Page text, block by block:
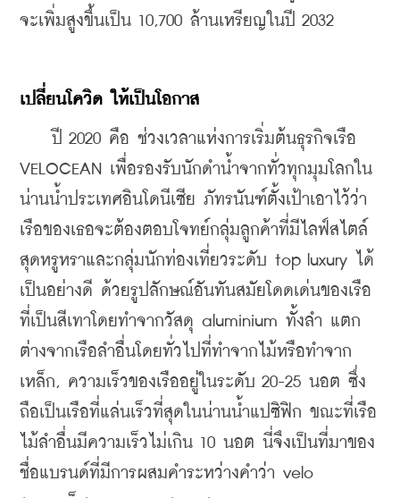
จะเพิ่มสูงขึ้นเป็น 10,700 ล้านเหรียญในปี 2032
เปลี่ยนโควิด ให้เป็นโอกาส
ปี 2020 คือ ช่วงเวลาแห่งการเริ่มต้นธุรกิจเรือ
VELOCEAN เพื่อรองรับนักดำน้ำจากทั่วทุกมุมโลกใน
น่านน้ำประเทศอินโดนีเซีย ภัทรนันฑ์ตั้งเป้าเอาไว้ว่า
เรือของเธอจะต้องตอบโจทย์กลุ่มลูกค้าที่มีไลฟ์สไตล์
สุดหรูหราและกลุ่มนักท่องเที่ยวระดับ top luxury ได้
เป็นอย่างดี ด้วยรูปลักษณ์อันทันสมัยโดดเด่นของเรือ
ที่เป็นสีเทาโดยทำจากวัสดุ aluminium ทั้งลำ แตก
ต่างจากเรือลำอื่นโดยทั่วไปที่ทำจากไม้หรือทำจาก
เหล็ก, ความเร็วของเรืออยู่ในระดับ 20-25 นอต ซึ่ง
ถือเป็นเรือที่แล่นเร็วที่สุดในน่านน้ำแปซิฟิก ขณะที่เรือ
ไม้ลำอื่นมีความเร็วไม่เกิน 10 นอต นี่จึงเป็นที่มาของ
ชื่อแบรนด์ที่มีการผสมคำระหว่างคำว่า velo